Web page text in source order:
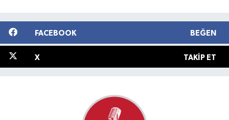
FACEBOOK BEĞEN
X TAKIP ET